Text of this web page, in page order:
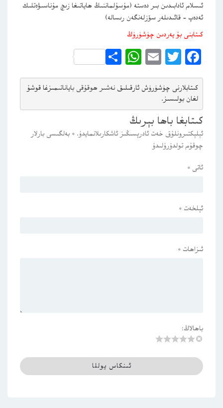
ئىسلام ئادابىدىن بىر دەستە (مۇسۇلماننىڭ ھاياتىغا زىچ مۇناسىۋەتلىك
ئەدەپ – قائىدىلەر سۆزلەنگەن رىسالە)
كىتابنى بۇ يەردىن چۈشۈرۈڭ
Facebook
Twitter
Email
WhatsApp
Share
كىتابلارنى چۈشۈرۈش ئارقىلىق نەشىر ھوقۇقى باياناتىمىزغا قوشۇ
لغان بولىسىز.
كىتابغا باھا بېرىڭ
ئېلېكتىرونلۇق خەت ئادرېسىڭىز ئاشكارىلانمايدۇ. * بەلگىسى بارلار
چوقۇم تولدۇرۇلىدۇ
ئاتى *
ئېلخەت *
ئىزاھات *
باھالاڭ: